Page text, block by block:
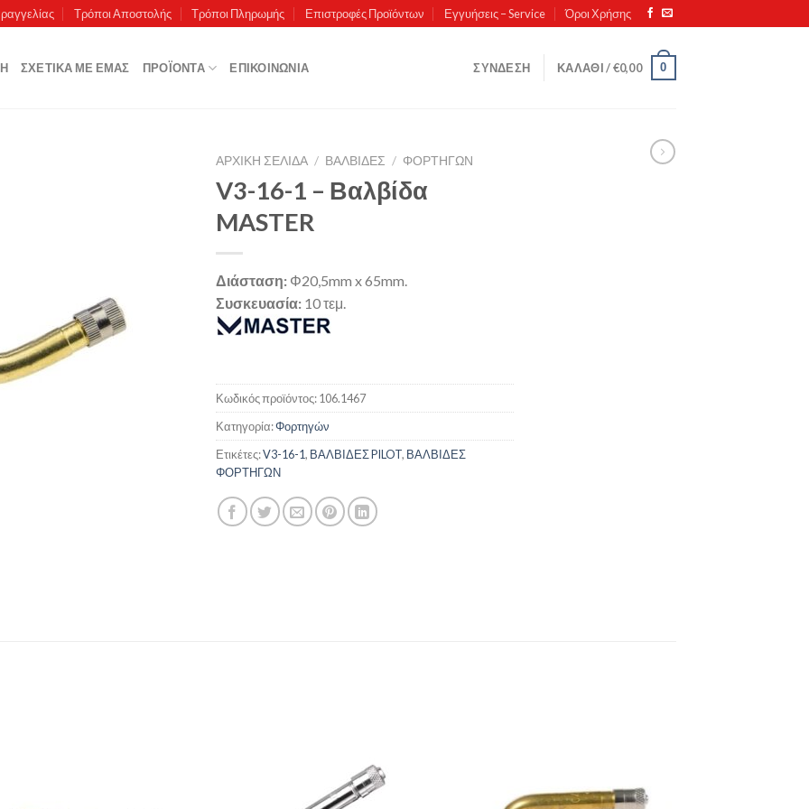
Τρόποι Αποστολής Τρόποι Πληρωμής Επιστροφές Προϊόντων Εγγυήσεις – Service Όροι Χρήσης
ΣΧΕΤΙΚΆ ΜΕ ΕΜΆΣ ΠΡΟΪΌΝΤΑ ΕΠΙΚΟΙΝΩΝΊΑ ΣΎΝΔΕΣΗ ΚΑΛΆΘΙ /€0,00 0
ΑΡΧΙΚΉ ΣΕΛΊΔΑ / ΒΑΛΒΙΔΕΣ / ΦΟΡΤΗΓΏΝ
V3-16-1 – Βαλβίδα
MASTER
Διάσταση: Φ20,5mm x 65mm.
Συσκευασία: 10 τεμ.
Κωδικός προϊόντος:106.1467
Κατηγορία:Φορτηγών
Ετικέτες:V3-16-1, ΒΑΛΒΙΔΕΣ PILOT, ΒΑΛΒΙΔΕΣ
ΦΟΡΤΗΓΩΝ
Πρόσθήκη
στην λίστα
στην λίστα
επιθυμιών